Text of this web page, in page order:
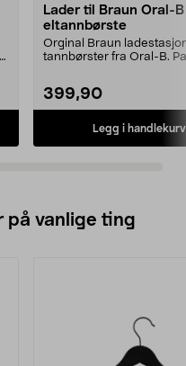
Lader til Braun Oral-B
eltannbørste
Orginal Braun
tannbørster fra Oral-B.
399,90
Legg i handlekurv
på vanlige ting